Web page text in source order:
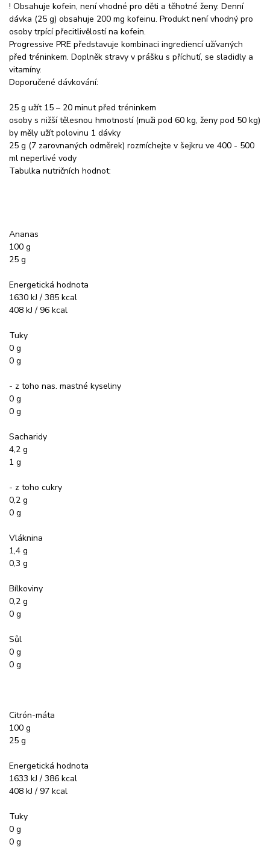
! Obsahuje kofein, není vhodné pro děti a těhotné ženy. Denní
dávka (25 g) obsahuje 200 mg kofeinu. Produkt není vhodný pro
osoby trpící přecitlivělostí na kofein.
Progressive PRE představuje kombinaci ingrediencí užívaných
před tréninkem. Doplněk stravy v prášku s příchutí, se sladidly a
vitamíny.
Doporučené dávkování:
25 g užít 15 – 20 minut před tréninkem
osoby s nižší tělesnou hmotností (muži pod 60 kg, ženy pod 50 kg)
by měly užít polovinu 1 dávky
25 g (7 zarovnaných odměrek) rozmíchejte v šejkru ve 400 - 500
ml neperlivé vody
Tabulka nutričních hodnot:
Ananas
100 g
25 g
Energetická hodnota
1630 kJ / 385 kcal
408 kJ / 96 kcal
Tuky
0 g
0 g
- z toho nas. mastné kyseliny
0 g
0 g
Sacharidy
4,2 g
1 g
- z toho cukry
0,2 g
0 g
Vláknina
1,4 g
0,3 g
Bílkoviny
0,2 g
0 g
Sůl
0 g
0 g
Citrón-máta
100 g
25 g
Energetická hodnota
1633 kJ / 386 kcal
408 kJ / 97 kcal
Tuky
0 g
0 g